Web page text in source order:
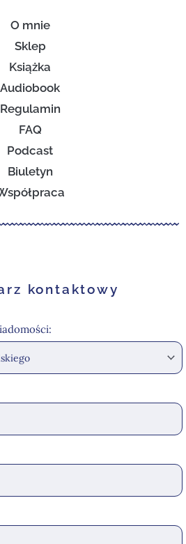
O mnie
Sklep
Książka
Audiobook
Regulamin
FAQ
Podcast
Biuletyn
kontaktowy